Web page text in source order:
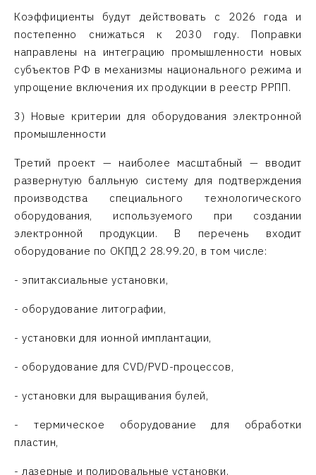
Коэффициенты будут действовать с 2026 года и
постепенно снижаться к 2030 году. Поправки
направлены на интеграцию промышленности новых
субъектов РФ в механизмы национального режима и
упрощение включения их продукции в реестр РРПП.
3) Новые критерии для оборудования электронной
промышленности
Третий проект — наиболее масштабный — вводит
развернутую балльную систему для подтверждения
производства специального технологического
оборудования, используемого при создании
электронной продукции. В перечень входит
оборудование по ОКПД2 28.99.20, в том числе:
- эпитаксиальные установки,
- оборудование литографии,
- установки для ионной имплантации,
- оборудование для CVD/PVD-процессов,
- установки для выращивания булей,
- термическое оборудование для обработки
пластин,
- лазерные и полировальные установки.